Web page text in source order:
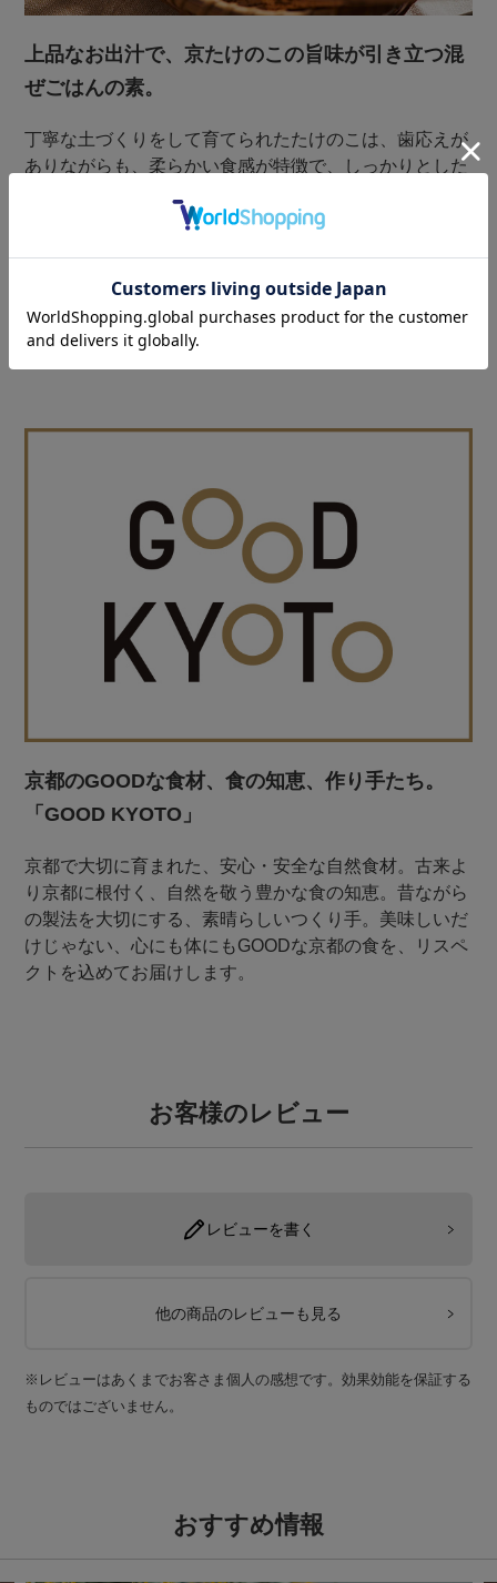
上品なお出汁で、京たけのこの旨味が引き立つ混
ぜごはんの素。
丁寧な土づくりをして育てられたたけのこは、歯応えが
ありながらも、柔らかい食感が特徴で、しっかりとした
めに、国産の海や山の自然素材と、抹茶の原料である京
理することで素材本来の香り、旨味を引き出していま
す。
京都のGOODな食材、食の知恵、作り手たち。
「GOOD KYOTO」
京都で大切に育まれた、安心・安全な自然食材。古来よ
り京都に根付く、自然を敬う豊かな食の知恵。昔ながら
の製法を大切にする、素晴らしいつくり手。美味しいだ
けじゃない、心にも体にもGOODな京都の食を、リスペ
クトを込めてお届けします。
お客様のレビュー
レビューを書く
他の商品のレビューも見る
※レビューはあくまでお客さま個人の感想です。効果効能を保証する
ものではございません。
おすすめ情報